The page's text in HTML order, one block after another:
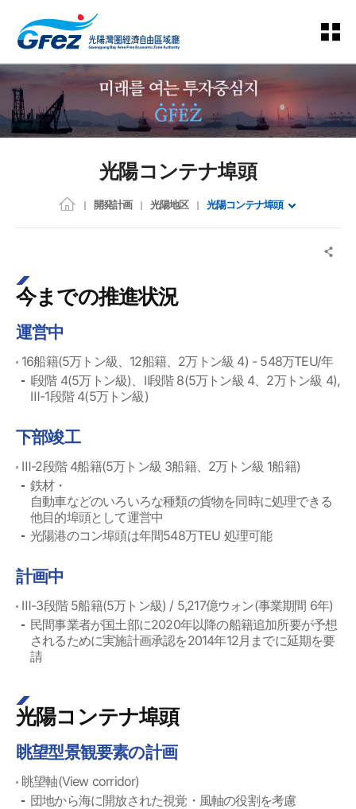
光陽コンテナ埠頭
開発計画 光陽地区 光陽コンテナ埠頭
今までの推進状況
運営中
16船籍(5万トン級、12船籍、2万トン級 4) - 548万TEU/年
Ⅰ段階 4(5万トン級)、Ⅱ段階 8(5万トン級 4、2万トン級 4),
Ⅲ-1段階 4(5万トン級)
下部竣工
Ⅲ-2段階 4船籍(5万トン級 3船籍、2万トン級 1船籍)
鉄材・
自動車などのいろいろな種類の貨物を同時に処理できる
他目的埠頭として運営中
光陽港のコン埠頭は年間548万TEU 処理可能
計画中
Ⅲ-3段階 5船籍(5万トン級) / 5,217億ウォン(事業期間 6年)
民間事業者が国土部に2020年以降の船籍追加所要が予想
されるために実施計画承認を2014年12月までに延期を要
請
光陽コンテナ埠頭
眺望型景観要素の計画
眺望軸(View corridor)
団地から海に開放された視覚・風軸の役割を考慮